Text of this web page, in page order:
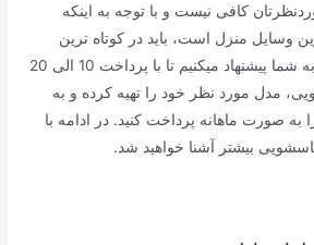
کافی نیست و با توجه به اینکه
وسایل منزل است، باید در کوتاه ترین
زمان آن را تهیه کنید. ما به شما پیشنهاد میکنیم تا با پرداخت 10 الی 20
مدل مورد نظر خود را تهیه کرده و به
به صورت ماهانه پرداخت کنید. در ادامه با
بیشتر آشنا خواهید شد.